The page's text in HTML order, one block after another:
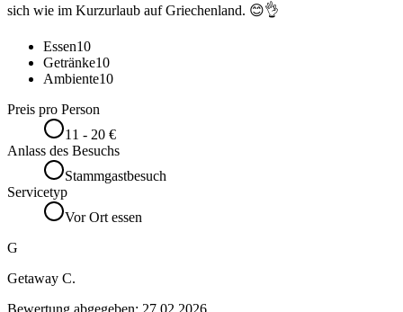
sich wie im Kurzurlaub auf Griechenland. 😊👌
Essen10
Getränke10
Ambiente10
Preis pro Person
11 - 20 €
Anlass des Besuchs
Stammgastbesuch
Servicetyp
Vor Ort essen
G
Getaway C.
Bewertung abgegeben: 27.02.2026